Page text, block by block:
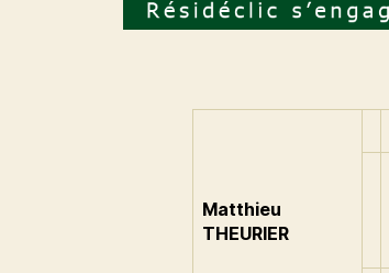
Matthieu
THEURIER